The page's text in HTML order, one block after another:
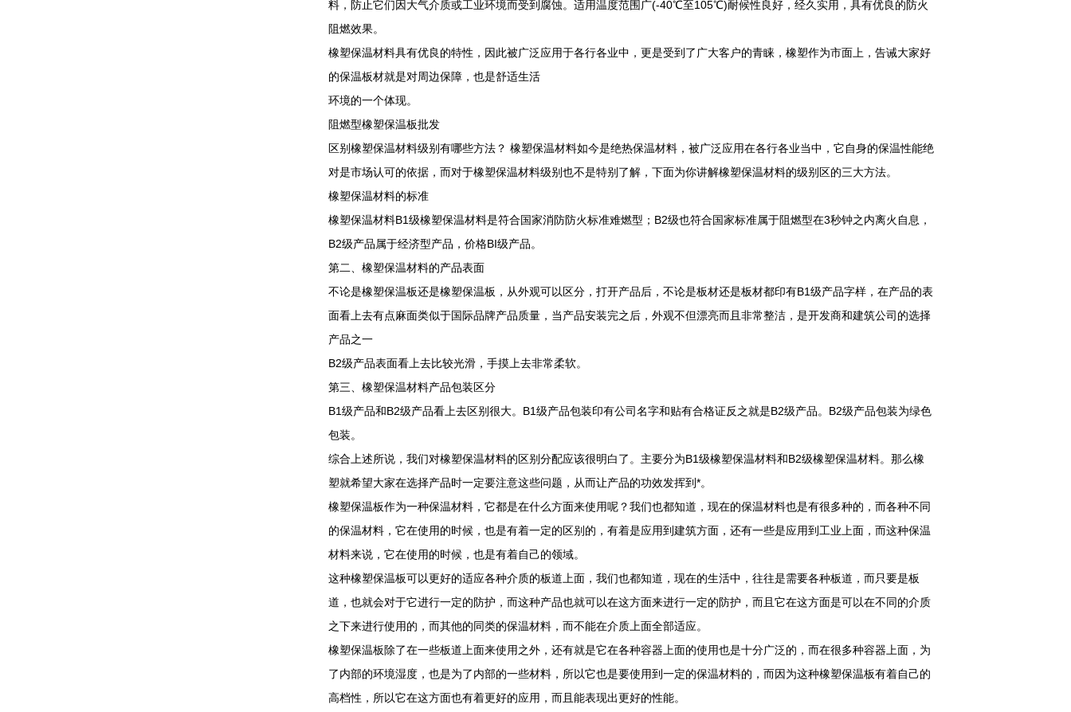
料，防止它们因大气介质或工业环境而受到腐蚀。适用温度范围广(-40℃至105℃)耐候性良好，经久实用，具有优良的防火
阻燃效果。
橡塑保温材料具有优良的特性，因此被广泛应用于各行各业中，更是受到了广大客户的青睐，橡塑作为市面上，告诫大家好
的保温板材就是对周边保障，也是舒适生活
环境的一个体现。
阻燃型橡塑保温板批发
区别橡塑保温材料级别有哪些方法？ 橡塑保温材料如今是绝热保温材料，被广泛应用在各行各业当中，它自身的保温性能绝
对是市场认可的依据，而对于橡塑保温材料级别也不是特别了解，下面为你讲解橡塑保温材料的级别区的三大方法。
橡塑保温材料的标准
橡塑保温材料B1级橡塑保温材料是符合国家消防防火标准难燃型；B2级也符合国家标准属于阻燃型在3秒钟之内离火自息，
B2级产品属于经济型产品，价格BI级产品。
第二、橡塑保温材料的产品表面
不论是橡塑保温板还是橡塑保温板，从外观可以区分，打开产品后，不论是板材还是板材都印有B1级产品字样，在产品的表
面看上去有点麻面类似于国际品牌产品质量，当产品安装完之后，外观不但漂亮而且非常整洁，是开发商和建筑公司的选择
产品之一
B2级产品表面看上去比较光滑，手摸上去非常柔软。
第三、橡塑保温材料产品包装区分
B1级产品和B2级产品看上去区别很大。B1级产品包装印有公司名字和贴有合格证反之就是B2级产品。B2级产品包装为绿色
包装。
综合上述所说，我们对橡塑保温材料的区别分配应该很明白了。主要分为B1级橡塑保温材料和B2级橡塑保温材料。那么橡
塑就希望大家在选择产品时一定要注意这些问题，从而让产品的功效发挥到*。
橡塑保温板作为一种保温材料，它都是在什么方面来使用呢？我们也都知道，现在的保温材料也是有很多种的，而各种不同
的保温材料，它在使用的时候，也是有着一定的区别的，有着是应用到建筑方面，还有一些是应用到工业上面，而这种保温
材料来说，它在使用的时候，也是有着自己的领域。
这种橡塑保温板可以更好的适应各种介质的板道上面，我们也都知道，现在的生活中，往往是需要各种板道，而只要是板
道，也就会对于它进行一定的防护，而这种产品也就可以在这方面来进行一定的防护，而且它在这方面是可以在不同的介质
之下来进行使用的，而其他的同类的保温材料，而不能在介质上面全部适应。
橡塑保温板除了在一些板道上面来使用之外，还有就是它在各种容器上面的使用也是十分广泛的，而在很多种容器上面，为
了内部的环境湿度，也是为了内部的一些材料，所以它也是要使用到一定的保温材料的，而因为这种橡塑保温板有着自己的
高档性，所以它在这方面也有着更好的应用，而且能表现出更好的性能。